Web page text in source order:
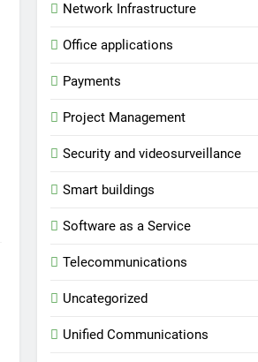
Network Infrastructure
Office applications
Payments
Project Management
Security and videosurveillance
Smart buildings
Software as a Service
Telecommunications
Uncategorized
Unified Communications